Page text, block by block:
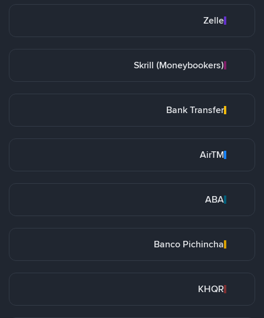
Zelle
Skrill (Moneybookers)
Bank Transfer
AirTM
ABA
Banco Pichincha
KHQR